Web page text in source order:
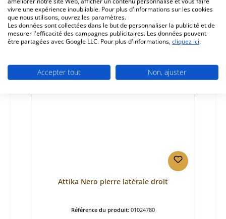
Prix régulier :
89,08 €
Disponible, délai de livraison : 4-6 jours
Détails
Attika Nero pierre latérale droit
Référence du produit: 01024780
vivre une expérience inoubliable. Pour plus d'informations sur les cookies
que nous utilisons, ouvrez les paramètres.
Les données sont collectées dans le but de personnaliser la publicité et de
mesurer l'efficacité des campagnes publicitaires. Les données peuvent
être partagées avec Google LLC. Pour plus d'informations, cliquez ici.
Accepter tout Non, ajuster